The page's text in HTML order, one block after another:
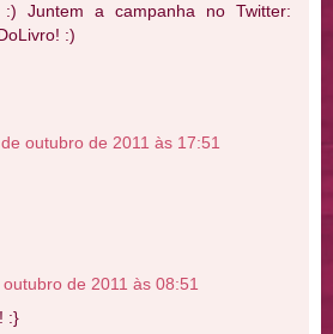
:) Juntem a campanha no Twitter:
:)
outubro de 2011 às 17:51
de 2011 às 08:51
:}